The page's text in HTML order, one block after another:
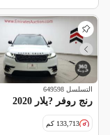
التسلسل 649598
رنج روفر ?يلار 2020
133,713 كم